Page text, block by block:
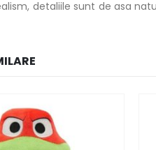
detaliile sunt de asa